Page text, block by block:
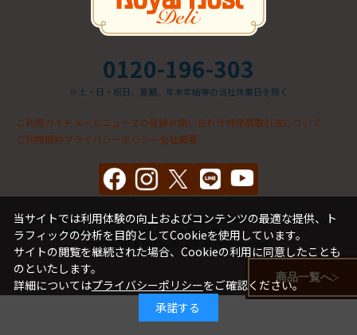
商品一覧へ
0120-196-303
※土・日・祝日、夏期、年末年始等の当社休業日を除く
ご利用ガイド メールニュースの登録お問い合わせ特定商取引法について
ご利用規約プライバシーポリシー会社概要
COPYRIGHT © ROYAL CO., LTD. All rights reserved.
サイト上の動画、画像、商品情報、テキストなどの著作物の全部、又は一部をロイヤルの
許可なく二次利用(使用、転載、販売など）する事を一切禁します。
当サイトでは利用体験の向上およびコンテンツの最適な提供、ト
ラフィックの分析を目的としてCookieを使用しています。
サイトの閲覧を継続された場合、Cookieの利用に同意したことも
のといたします。
詳細についてはプライバシーポリシーをご確認ください。
承諾する